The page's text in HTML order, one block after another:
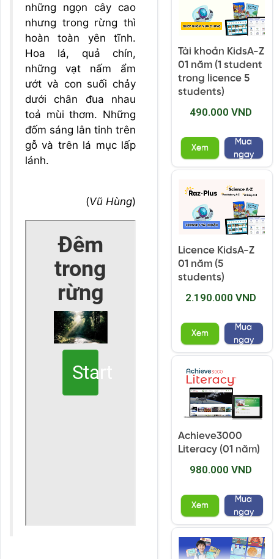
những ngọn cây cao
nhưng trong rừng thì
hoàn toàn yên tĩnh.
Hoa lá, quả chín,
những vạt nấm ẩm
ướt và con suối chảy
dưới chân đua nhau
toả mùi thơm. Những
đốm sáng lân tinh trên
gỗ và trên lá mục lấp
lánh.
(Vũ Hùng)
Tài khoản KidsA-Z
01 năm (1 student
trong licence 5
students)
490.000 VND
Xem
Mua
ngay
Licence KidsA-Z
01 năm (5
students)
2.190.000 VND
Xem
Mua
ngay
Achieve3000
Literacy (01 năm)
980.000 VND
Xem
Mua
ngay